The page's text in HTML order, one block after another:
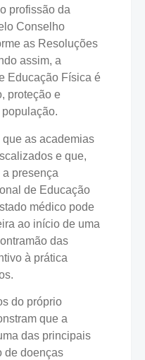
profissão da
Conselho
as Resoluções
assim, a
Educação Física é
proteção e
as academias
e que,
presença
de Educação
médico pode
ao início de uma
das
à prática
do próprio
que a
das principais
de doenças